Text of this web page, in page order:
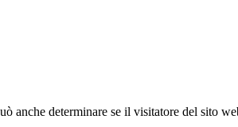
anche determinare se il visitatore del sito